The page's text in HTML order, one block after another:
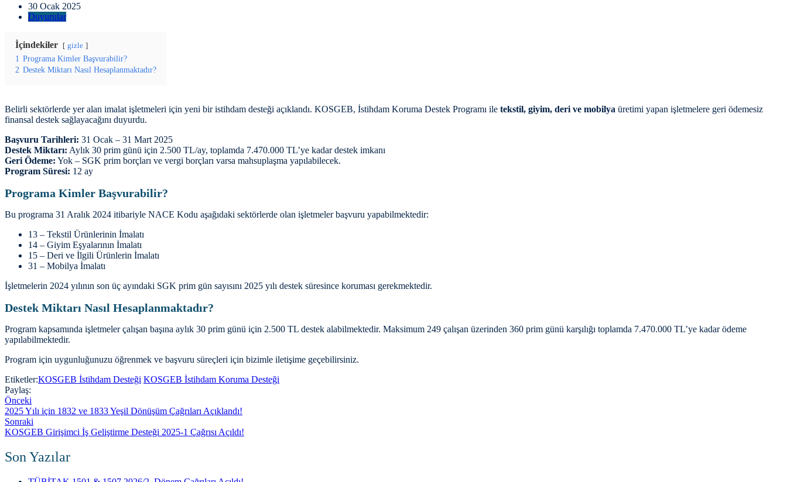
30 Ocak 2025
Duyurular
İçindekiler gizle
1 Programa Kimler Başvurabilir?
2 Destek Miktarı Nasıl Hesaplanmaktadır?
Belirli sektörlerde yer alan imalat işletmeleri için yeni bir istihdam desteği açıklandı. KOSGEB, İstihdam Koruma Destek Programı ile tekstil, giyim, deri ve mobilya üretimi yapan işletmelere geri ödemesiz
finansal destek sağlayacağını duyurdu.
Başvuru Tarihleri: 31 Ocak – 31 Mart 2025
Destek Miktarı: Aylık 30 prim günü için 2.500 TL/ay, toplamda 7.470.000 TL’ye kadar destek imkanı
Geri Ödeme: Yok – SGK prim borçları ve vergi borçları varsa mahsuplaşma yapılabilecek.
Program Süresi: 12 ay
Programa Kimler Başvurabilir?
Bu programa 31 Aralık 2024 itibariyle NACE Kodu aşağıdaki sektörlerde olan işletmeler başvuru yapabilmektedir:
13 – Tekstil Ürünlerinin İmalatı
14 – Giyim Eşyalarının İmalatı
15 – Deri ve İlgili Ürünlerin İmalatı
31 – Mobilya İmalatı
İşletmelerin 2024 yılının son üç ayındaki SGK prim gün sayısını 2025 yılı destek süresince koruması gerekmektedir.
Destek Miktarı Nasıl Hesaplanmaktadır?
Program kapsamında işletmeler çalışan başına aylık 30 prim günü için 2.500 TL destek alabilmektedir. Maksimum 249 çalışan üzerinden 360 prim günü karşılığı toplamda 7.470.000 TL’ye kadar ödeme
yapılabilmektedir.
Program için uygunluğunuzu öğrenmek ve başvuru süreçleri için bizimle iletişime geçebilirsiniz.
Etiketler:KOSGEB İstihdam Desteği KOSGEB İstihdam Koruma Desteği
Paylaş:
Önceki
2025 Yılı için 1832 ve 1833 Yeşil Dönüşüm Çağrıları Açıklandı!
Sonraki
KOSGEB Girişimci İş Geliştirme Desteği 2025-1 Çağrısı Açıldı!
Son Yazılar